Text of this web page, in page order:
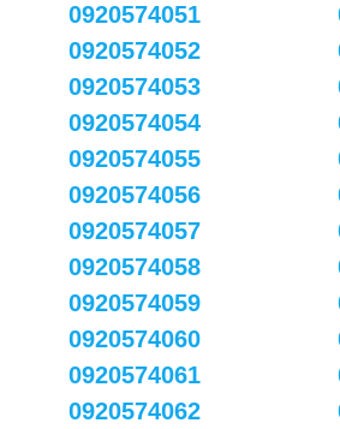
0920574051
0920574052
0920574053
0920574054
0920574055
0920574056
0920574057
0920574058
0920574059
0920574060
0920574061
0920574062